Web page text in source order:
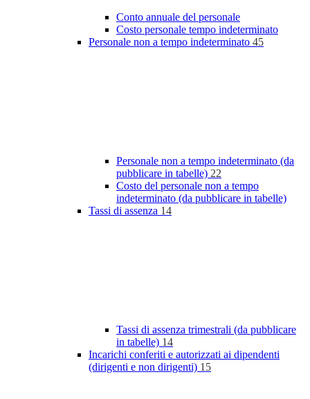
Conto annuale del personale
Costo personale tempo indeterminato
Personale non a tempo indeterminato 45
Personale non a tempo indeterminato (da
pubblicare in tabelle) 22
Costo del personale non a tempo
indeterminato (da pubblicare in tabelle)
Tassi di assenza 14
Tassi di assenza trimestrali (da pubblicare
in tabelle) 14
Incarichi conferiti e autorizzati ai dipendenti
(dirigenti e non dirigenti) 15